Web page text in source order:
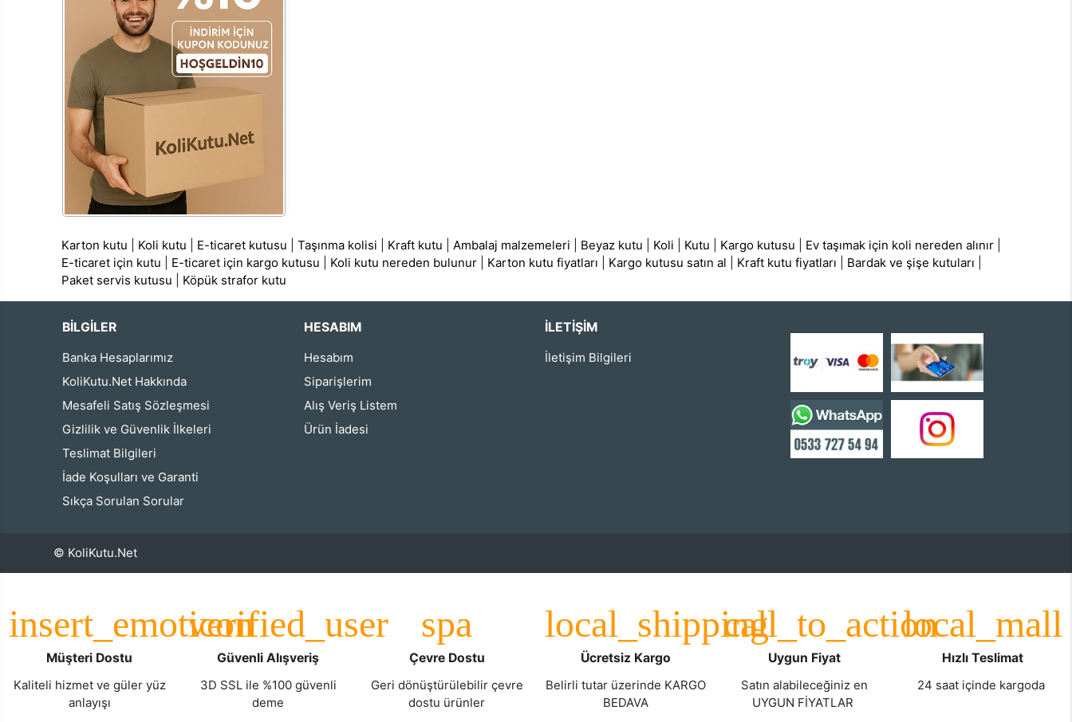
Karton kutu Koli kutu E-ticaret kutusu |Taşınma kolisi Kraft kutu |Ambalaj malzemeleri Beyaz kutu Koli Kutu Kargo kutusu Ev taşımak için koli nereden alınır
E-ticaret için kutu
E-ticaret için kargo kutusu Koli kutu nereden bulunur Karton kutu fiyatları Kargo kutusu satın al Kraft kutu fiyatları Bardak ve şişe kutuları
Paket servis kutusu
Köpük strafor kutu
BİLGİLER
Banka Hesaplarımız
KoliKutu.Net Hakkında
Mesafeli Satış Sözleşmesi
Gizlilik ve Güvenlik İlkeleri
Teslimat Bilgileri
İade Koşulları ve Garanti
Sıkça Sorulan Sorular
HESABIM
Hesabım
Siparişlerim
Alış Veriş Listem
Ürün İadesi
İLETIŞIM
İletişim Bilgileri
© KoliKutu.Net
Müşteri Dostu
Kaliteli hizmet ve güler yüz
anlayışı
Güvenli Alışveriş
3D SSL ile %100 güvenli
deme
Çevre Dostu
Geri dönüştürülebilir çevre
dostu ürünler
Ücretsiz Kargo
Belirli tutar üzerinde KARGO
BEDAVA
Uygun Fiyat
Satın alabileceğiniz en
UYGUN FİYATLAR
Hızlı Teslimat
24 saat içinde kargoda